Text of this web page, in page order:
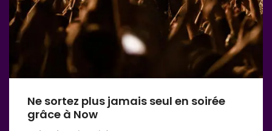
Ne sortez plus jamais seul en soirée
grâce à Now